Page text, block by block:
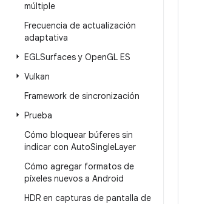
múltiple
Frecuencia de actualización
adaptativa
EGLSurfaces y OpenGL ES
Vulkan
Framework de sincronización
Prueba
Cómo bloquear búferes sin
indicar con AutoSingleLayer
Cómo agregar formatos de
píxeles nuevos a Android
HDR en capturas de pantalla de